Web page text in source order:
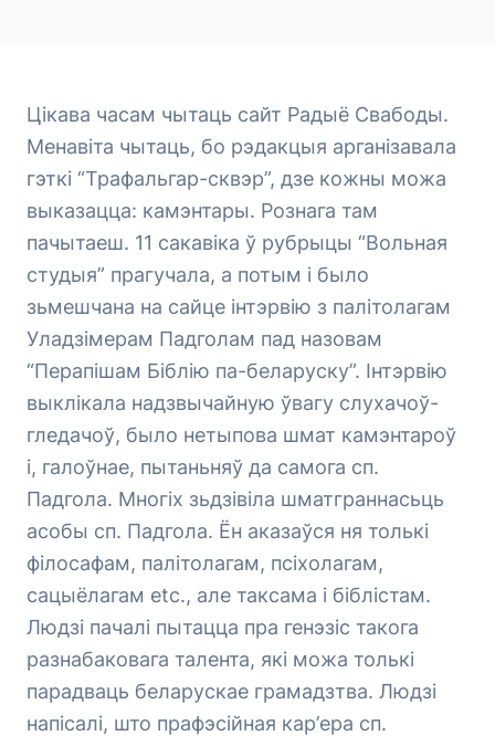
Цікава часам чытаць сайт Радыё Свабоды.
Менавіта чытаць, бо рэдакцыя арганізавала
гэткі “Трафальгар-сквэр”, дзе кожны можа
выказацца: камэнтары. Рознага там
пачытаеш. 11 сакавіка ў рубрыцы “Вольная
студыя” прагучала, а потым і было
зьмешчана на сайце інтэрвію з палітолагам
Уладзімерам Падголам пад назовам
“Перапішам Біблію па-беларуску”. Інтэрвію
выклікала надзвычайную ўвагу слухачоў-
гледачоў, было нетыпова шмат камэнтароў
і, галоўнае, пытаньняў да самога сп.
Падгола. Многіх зьдзівіла шматграннасьць
асобы сп. Падгола. Ён аказаўся ня толькі
філосафам, палітолагам, псіхолагам,
сацыёлагам etc., але таксама і біблістам.
Людзі пачалі пытацца пра генэзіс такога
разнабаковага талента, які можа толькі
парадваць беларускае грамадзтва. Людзі
напісалі, што прафэсійная кар’ера сп.